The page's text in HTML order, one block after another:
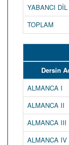
YABANCI
TOPLAM
Dersin
ALMANCA I
ALMANCA II
ALMANCA III
ALMANCA IV